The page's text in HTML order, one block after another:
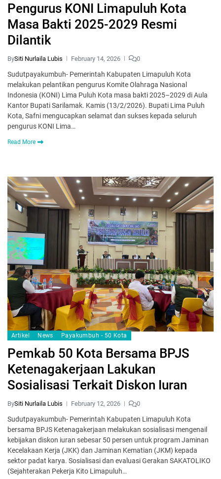
Pengurus KONI Limapuluh Kota
Masa Bakti 2025-2029 Resmi
Dilantik
BySiti Nurlaila Lubis February 14, 2026 0
Sudutpayakumbuh- Pemerintah Kabupaten Limapuluh Kota
melakukan pelantikan pengurus Komite Olahraga Nasional
Indonesia (KONI) Lima Puluh Kota masa bakti 2025–2029 di Aula
Kantor Bupati Sarilamak. Kamis (13/2/2026). Bupati Lima Puluh
Kota, Safni mengucapkan selamat dan sukses kepada seluruh
pengurus KONI Lima…
Read More
Artikel News Payakumbuh - 50 Kota
Pemkab 50 Kota Bersama BPJS
Ketenagakerjaan Lakukan
Sosialisasi Terkait Diskon Iuran
BySiti Nurlaila Lubis February 12, 2026 0
Sudutpayakumbuh- Pemerintah Kabupaten Limapuluh Kota
bersama BPJS Ketenagakerjaan melakukan sosialisasi mengenail
kebijakan diskon iuran sebesar 50 persen untuk program Jaminan
Kecelakaan Kerja (JKK) dan Jaminan Kematian (JKM) kepada
sektor padat karya. Sosialisasi dan evaluasi Gerakan SAKATOLIKO
(Sejahterakan Pekerja Kito Limapuluh…